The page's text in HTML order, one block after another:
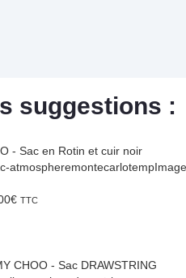
suggestions :
- Sac en Rotin et cuir noir
€ TTC
CHOO - Sac DRAWSTRING